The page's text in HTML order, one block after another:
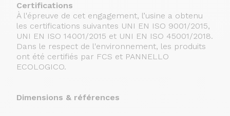
Certifications
À l'épreuve de cet engagement, l’usine a obtenu
les certifications suivantes UNI EN ISO 9001/2015,
UNI EN ISO 14001/2015 et UNI EN ISO 45001/2018.
Dans le respect de l'environnement, les produits
ont été certifiés par FCS et PANNELLO
ECOLOGICO.
Dimensions & références